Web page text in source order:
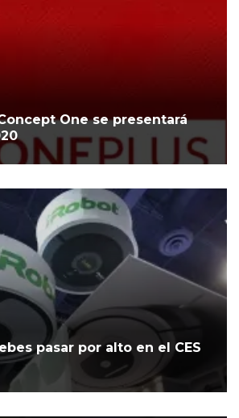
One se presentará
pasar por alto en el CES